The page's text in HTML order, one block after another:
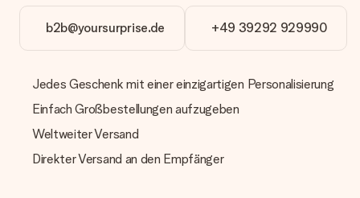
Geschenks jedoch um 3 Werktage.
Geschenk empfangen
erfüllt?
Sollte das Geschenk wider Erwarten deine Erwartungen nicht
erfüllen, bitten wir dich, unseren Kundenservice zu
kontaktieren. Dort wird dir umgehend ein passender
Lösungsvorschlag unterbreitet.
b2b@yoursurprise.de +49 39292 929990
Jedes Geschenk mit einer einzigartigen Personalisierung
Einfach Großbestellungen aufzugeben
Weltweiter Versand
Direkter Versand an den Empfänger